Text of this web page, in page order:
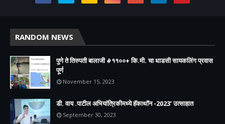
RANDOM NEWS
पुणे ते तिरुपती बालाजी #११००+ कि.मी. चा धाडसी सायकलिंग प्रवास
पूर्ण
November 15, 2023
डी. वाय .पाटील अभियांत्रिकीमध्ये हॅकाथॉन -2023’ उत्साहात
September 30, 2023